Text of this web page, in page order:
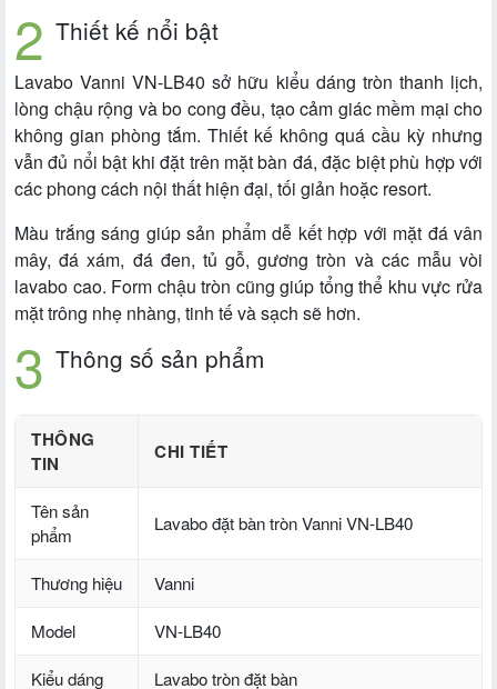
Thiết kế nổi bật
Lavabo Vanni VN-LB40 sở hữu kiểu dáng tròn thanh lịch,
lòng chậu rộng và bo cong đều, tạo cảm giác mềm mại cho
không gian phòng tắm. Thiết kế không quá cầu kỳ nhưng
vẫn đủ nổi bật khi đặt trên mặt bàn đá, đặc biệt phù hợp với
các phong cách nội thất hiện đại, tối giản hoặc resort.
Màu trắng sáng giúp sản phẩm dễ kết hợp với mặt đá vân
mây, đá xám, đá đen, tủ gỗ, gương tròn và các mẫu vòi
lavabo cao. Form chậu tròn cũng giúp tổng thể khu vực rửa
mặt trông nhẹ nhàng, tinh tế và sạch sẽ hơn.
Thông số sản phẩm
THÔNG
TIN
CHI TIẾT
Tên sản
phẩm
Lavabo đặt bàn tròn Vanni VN-LB40
Thương hiệu Vanni
Model VN-LB40
Kiểu dáng Lavabo tròn đặt bàn